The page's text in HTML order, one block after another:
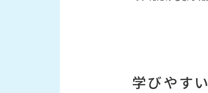
学びやす